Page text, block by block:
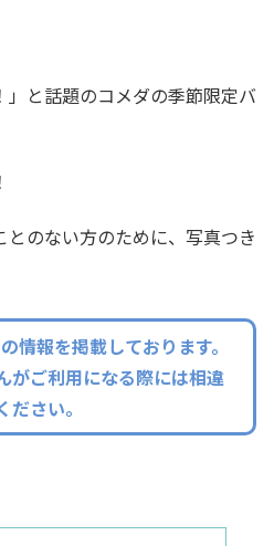
と話題のコメダの季節限定バ
とのない方のために、写真つき
情報を掲載しております。
がご利用になる際には相違
さい。